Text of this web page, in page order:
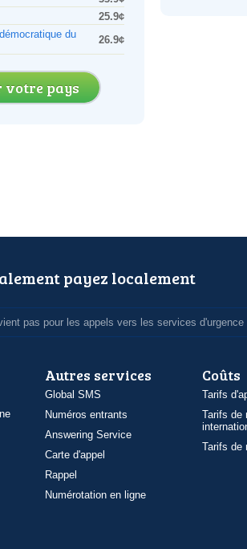
25.9¢
du
26.9¢
votre pays
payez localement
pas pour les appels vers les services d'urgence
Autres services
Global SMS
Numéros entrants
Answering Service
Carte d'appel
Rappel
Numérotation en ligne
Coûts
Tarifs
Tarifs de
Tarifs de